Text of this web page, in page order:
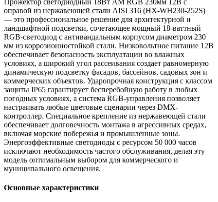
оправой из нержавеющей стали AISI 316 (HX-WH230-252S)
— это профессиональное решение для архитектурной и
ландшафтной подсветки, сочетающее мощный 18-ваттный
RGB-светодиод с антивандальным корпусом диаметром 230
мм из коррозионностойкой стали. Низковольтное питание 12В
обеспечивает безопасность эксплуатации во влажных
условиях, а широкий угол рассеивания создает равномерную
динамическую подсветку фасадов, бассейнов, садовых зон и
коммерческих объектов. Ударопрочная конструкция с классом
защиты IP65 гарантирует бесперебойную работу в любых
погодных условиях, а система RGB-управления позволяет
настраивать любые цветовые сценарии через DMX-
контроллер. Специальное крепление из нержавеющей стали
обеспечивает долговечность монтажа в агрессивных средах,
включая морские побережья и промышленные зоны.
Энергоэффективные светодиоды с ресурсом 50 000 часов
исключают необходимость частого обслуживания, делая эту
модель оптимальным выбором для коммерческого и
муниципального освещения.
Основные характеристики